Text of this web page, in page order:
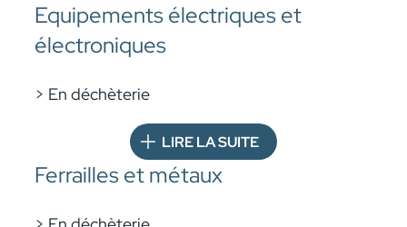
Equipements électriques et
électroniques
> En déchèterie
LIRE LA SUITE
Ferrailles et métaux